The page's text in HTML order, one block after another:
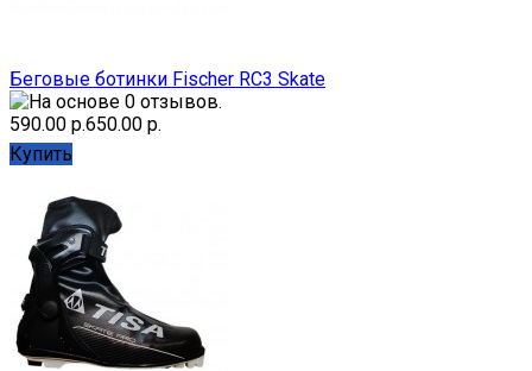
Беговые ботинки Fischer RC3 Skate
590.00 р.650.00 р.
Купить